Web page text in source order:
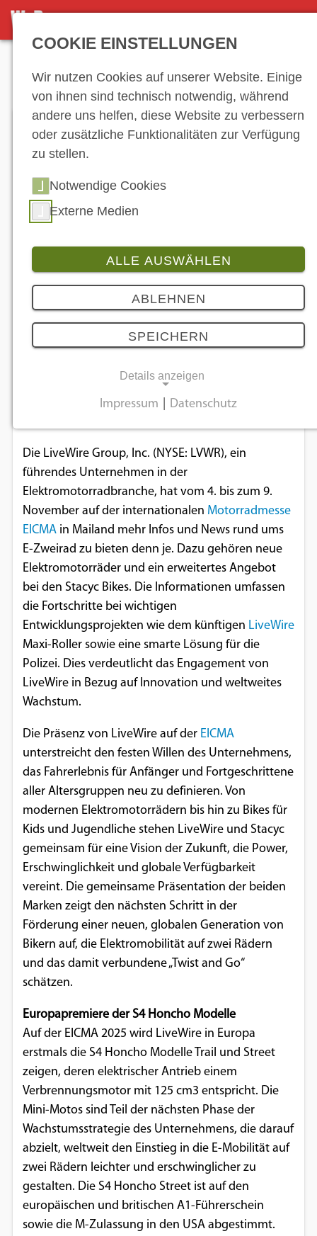
DETAILSEITE
3 Bilder
LiveWire Neuheiten auf der EICMA
29.10.2025
LiveWire wird die gesamte Produktpalette inklusive
eines noch leichteren und günstigeren
Die LiveWire Group, Inc. (NYSE: LVWR), ein
führendes Unternehmen in der
Elektromotorradbranche, hat vom 4. bis zum 9.
November auf der internationalen Motorradmesse
EICMAin Mailand mehr Infos und News rund ums
E-Zweirad zu bieten denn je. Dazu gehören neue
Elektromotorräder und ein erweitertes Angebot
bei den Stacyc Bikes. Die Informationen umfassen
die Fortschritte bei wichtigen
Entwicklungsprojekten wie dem künftigen LiveWire
Maxi-Roller sowie eine smarte Lösung für die
Polizei. Dies verdeutlicht das Engagement von
LiveWire in Bezug auf Innovation und weltweites
Wachstum.
Die Präsenz von LiveWire auf der EICMA
unterstreicht den festen Willen des Unternehmens,
das Fahrerlebnis für Anfänger und Fortgeschrittene
aller Altersgruppen neu zu definieren. Von
modernen Elektromotorrädern bis hin zu Bikes für
Kids und Jugendliche stehen LiveWire und Stacyc
gemeinsam für eine Vision der Zukunft, die Power,
Erschwinglichkeit und globale Verfügbarkeit
vereint. Die gemeinsame Präsentation der beiden
Marken zeigt den nächsten Schritt in der
Förderung einer neuen, globalen Generation von
Bikern auf, die Elektromobilität auf zwei Rädern
und das damit verbundene „Twist and Go“
schätzen.
Europapremiere der S4 Honcho Modelle
Auf der EICMA 2025 wird LiveWire in Europa
erstmals die S4 Honcho Modelle Trail und Street
zeigen, deren elektrischer Antrieb einem
Verbrennungsmotor mit 125 cm3 entspricht. Die
Mini-Motos sind Teil der nächsten Phase der
Wachstumsstrategie des Unternehmens, die darauf
abzielt, weltweit den Einstieg in die E-Mobilität auf
zwei Rädern leichter und erschwinglicher zu
gestalten. Die S4 Honcho Street ist auf den
europäischen und britischen A1-Führerschein
sowie die M-Zulassung in den USA abgestimmt.
COOKIE EINSTELLUNGEN
Wir nutzen Cookies auf unserer Website. Einige
von ihnen sind technisch notwendig, während
andere uns helfen, diese Website zu verbessern
oder zusätzliche Funktionalitäten zur Verfügung
zu stellen.
Notwendige Cookies
Externe Medien
ALLE AUSWÄHLEN
ABLEHNEN
SPEICHERN
Details anzeigen
grundlegende Funktionen und sind für die
Name:
cookie_consent
Zweck:
Dieser Cookie speichert die ausgewählten
Einverständnis-Optionen des Benutzers
Cookie Laufzeit:
1 Jahr
EXTERNE MEDIEN
Um Inhalte von Videoplattformen und
Social Media Plattformen anzeigen zu
können, werden von diesen externen
Medien Cookies gesetzt.
YouTube
Vimeo
Google
Impressum Datenschutz